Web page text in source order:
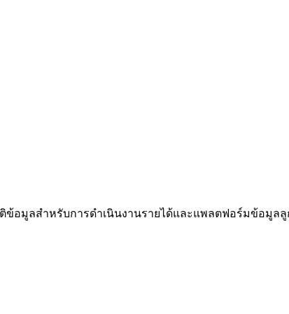
ข้อมูลสำหรับการดำเนินงานรายได้และแพลตฟอร์มข้อมูล